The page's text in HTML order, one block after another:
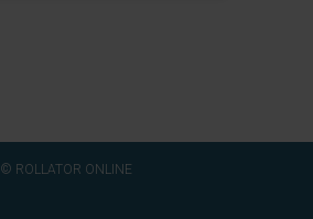
© ROLLATOR ONLINE